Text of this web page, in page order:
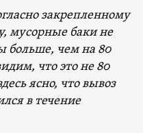
закрепленному
мусорные баки не
больше, чем на 80
что это не 80
ясно, что вывоз
в течение